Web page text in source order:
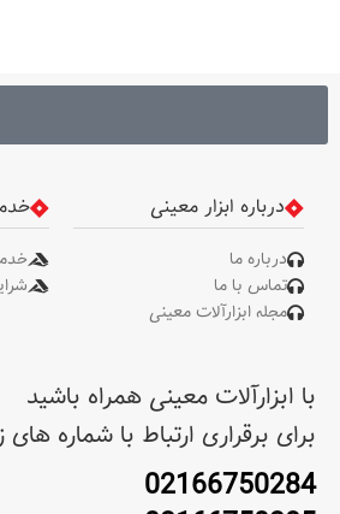
درباره ابزار معینی
درباره ما
تماس با ما
مجله ابزارآلات معینی
با ابزارآلات معینی همراه باشید
برای برقراری ارتباط با شماره
02166750284